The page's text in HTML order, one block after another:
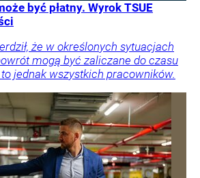
być płatny. Wyrok TSUE
że w określonych sytuacjach
mogą być zaliczane do czasu
jednak wszystkich pracowników.